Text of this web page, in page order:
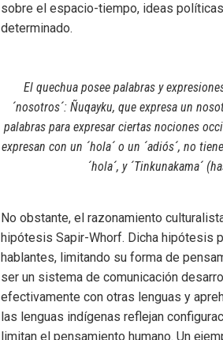
sobre el espacio-tiempo, ideas
determinado.
El quechua posee palabras y
´nosotros´: Ñuqayku, que expresa un
palabras para expresar ciertas nociones
expresan con un ´hola´ o un ´adiós´, no
´hola´, y ´Tinkunakama´
No obstante, el razonamiento
hipótesis Sapir-Whorf. Dicha hipótesis
hablantes, limitando su forma de
ser un sistema de comunicación
efectivamente con otras lenguas y
las lenguas indígenas reflejan
limitan el pensamiento humano. Un